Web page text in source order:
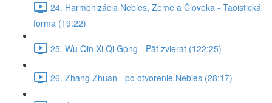
24. Harmonizácia Nebies, Zeme a Človeka - Taoistická
forma (19:22)
25. Wu Qin Xi Qi Gong - Päť zvierat (122:25)
26. Zhang Zhuan - po otvorenie Nebies (28:17)